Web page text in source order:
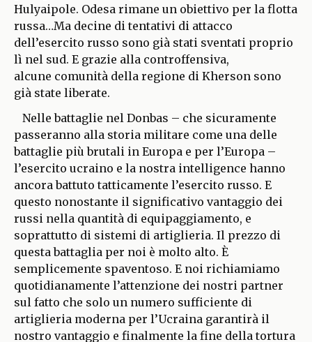
Hulyaipole. Odesa rimane un obiettivo per la flotta
russa…Ma decine di tentativi di attacco
dell’esercito russo sono già stati sventati proprio
lì nel sud. E grazie alla controffensiva,
alcune comunità della regione di Kherson sono
già state liberate.
Nelle battaglie nel Donbas – che sicuramente
passeranno alla storia militare come una delle
battaglie più brutali in Europa e per l’Europa –
l’esercito ucraino e la nostra intelligence hanno
ancora battuto tatticamente l’esercito russo. E
questo nonostante il significativo vantaggio dei
russi nella quantità di equipaggiamento, e
soprattutto di sistemi di artiglieria. Il prezzo di
questa battaglia per noi è molto alto. È
semplicemente spaventoso. E noi richiamiamo
quotidianamente l’attenzione dei nostri partner
sul fatto che solo un numero sufficiente di
artiglieria moderna per l’Ucraina garantirà il
nostro vantaggio e finalmente la fine della tortura